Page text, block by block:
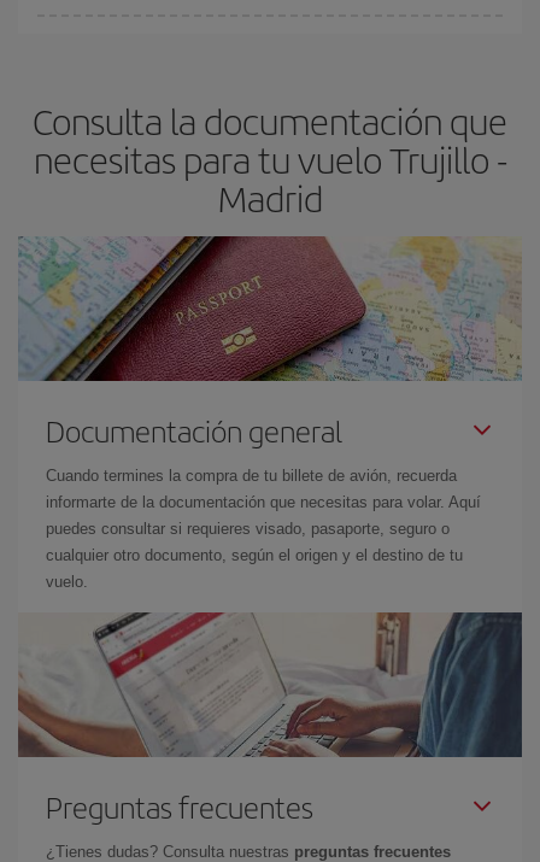
avión más baratos te saldrán. Además, si buscas los vuelos con
las fechas y los horarios del viaje un poco abiertos, podráselegir
el precio más barato.
Consulta la documentación que
necesitas para tu vuelo Trujillo -
Madrid
Documentación general
Cuando termines la compra de tu billete de avión, recuerda
informarte de la documentación que necesitas para volar. Aquí
puedes consultar si requieres visado, pasaporte, seguro o
cualquier otro documento, según el origen y el destino de tu
vuelo.
Preguntas frecuentes
¿Tienes dudas? Consulta nuestras preguntas frecuentes